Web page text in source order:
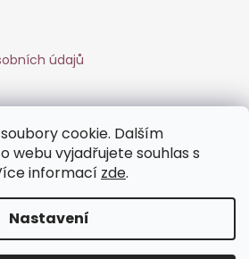
cookie. Dalším
webu vyjadřujete souhlas s
informací zde.
Nastavení
HLEDATúdajů
platby
Vytvořil Shoptet